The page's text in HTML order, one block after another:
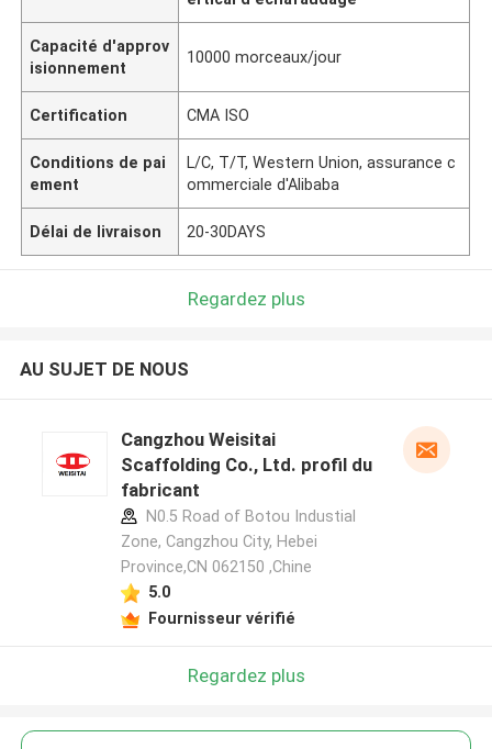
Capacité d'approv
isionnement
10000 morceaux/jour
Certification CMA ISO
Conditions de pai
ement
L/C, T/T, Western Union, assurance c
ommerciale d'Alibaba
Délai de livraison 20-30DAYS
Regardez plus
AU SUJET DE NOUS
Cangzhou Weisitai
Scaffolding Co., Ltd. profil du
fabricant
N0.5 Road of Botou Industial
Zone, Cangzhou City, Hebei
Province,CN 062150 ,Chine
5.0
Fournisseur vérifié
Regardez plus